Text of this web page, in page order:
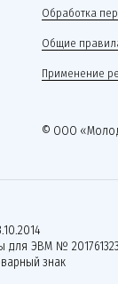
Обработка
Общие
Применение
© ООО
для ЭВМ №
знак